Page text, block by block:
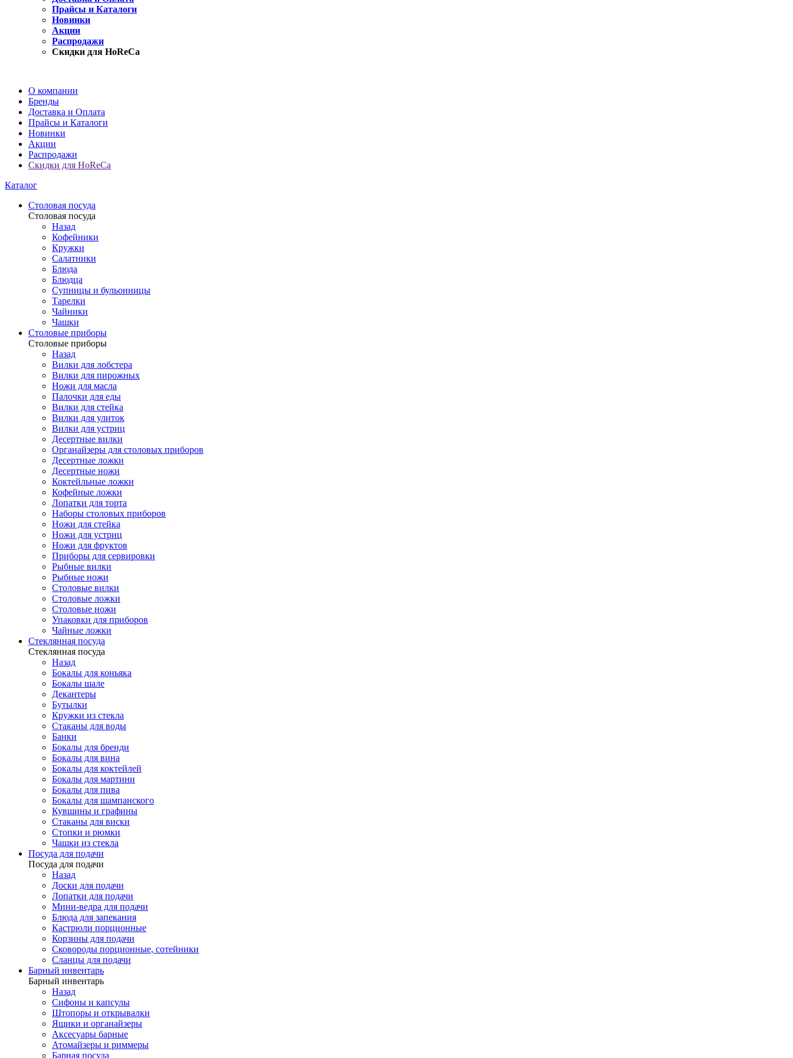
Прайсы и Каталоги
Новинки
Акции
Распродажи
Скидки для HoReCa
О компании
Бренды
Доставка и Оплата
Прайсы и Каталоги
Новинки
Акции
Распродажи
Скидки для HoReCa
Каталог
Столовая посуда
Столовая посуда
Назад
Кофейники
Кружки
Салатники
Блюда
Блюдца
Супницы и бульонницы
Тарелки
Чайники
Чашки
Cтоловые приборы
Cтоловые приборы
Назад
Вилки для лобстера
Вилки для пирожных
Ножи для масла
Палочки для еды
Вилки для стейка
Вилки для улиток
Вилки для устриц
Десертные вилки
Органайзеры для столовых приборов
Десертные ложки
Десертные ножи
Коктейльные ложки
Кофейные ложки
Лопатки для торта
Наборы столовых приборов
Ножи для стейка
Ножи для устриц
Ножи для фруктов
Приборы для сервировки
Рыбные вилки
Рыбные ножи
Столовые вилки
Столовые ложки
Столовые ножи
Упаковки для приборов
Чайные ложки
Стеклянная посуда
Стеклянная посуда
Назад
Бокалы для коньяка
Бокалы шале
Декантеры
Бутылки
Кружки из стекла
Стаканы для воды
Банки
Бокалы для бренди
Бокалы для вина
Бокалы для коктейлей
Бокалы для мартини
Бокалы для пива
Бокалы для шампанского
Кувшины и графины
Стаканы для виски
Стопки и рюмки
Чашки из стекла
Посуда для подачи
Посуда для подачи
Назад
Доски для подачи
Лопатки для подачи
Мини-ведра для подачи
Блюда для запекания
Кастрюли порционные
Корзины для подачи
Сковороды порционные, сотейники
Сланцы для подачи
Барный инвентарь
Барный инвентарь
Назад
Сифоны и капсулы
Штопоры и открывалки
Ящики и органайзеры
Аксесуары барные
Атомайзеры и риммеры
Барная посуда